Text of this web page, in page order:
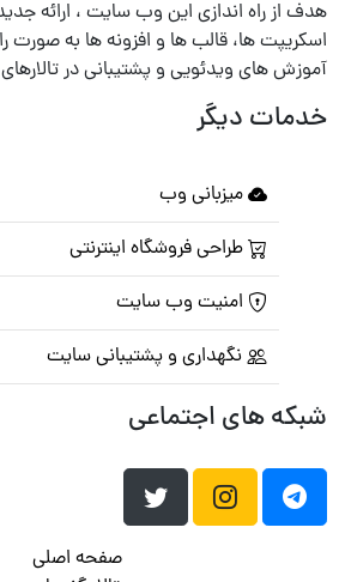
هدف از راه اندازی این وب سایت ، ارائه
اسکریپت ها، قالب ها و افزونه ها به صورت
آموزش های ویدئویی و پشتیبانی در
خدمات دیگر
میزبانی وب
طراحی فروشگاه اینترنتی
امنیت وب سایت
نگهداری و پشتیبانی سایت
شبکه های اجتماعی
صفحه اصلی